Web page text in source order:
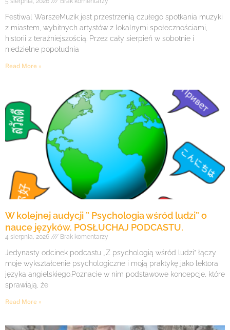
Festiwal WarszeMuzik jest przestrzenią czułego spotkania muzyki
z miastem, wybitnych artystów z lokalnymi społecznościami,
historii z teraźniejszością. Przez cały sierpień w sobotnie i
niedzielne popołudnia
Read More »
W kolejnej audycji ” Psychologia wśród ludzi” o
nauce języków. POSŁUCHAJ PODCASTU.
4 sierpnia, 2026 Brak komentarzy
Jedynasty odcinek podcastu „Z psychologią wśród ludzi” łączy
moje wykształcenie psychologiczne i moją praktykę jako lektora
języka angielskiego.Poznacie w nim podstawowe koncepcje, które
sprawiają, że
Read More »